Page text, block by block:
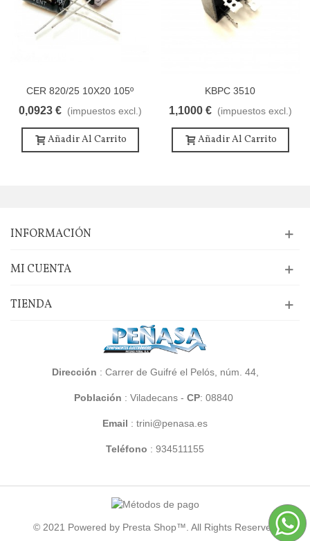
CER 820/25 10X20 105º
0,0923 € (impuestos excl.)
Añadir Al Carrito
KBPC 3510
1,1000 € (impuestos excl.)
Añadir Al Carrito
INFORMACIÓN
MI CUENTA
TIENDA
Dirección : Carrer de Guifré el Pelós, núm. 44,
Población : Viladecans - CP: 08840
Email : trini@penasa.es
Teléfono : 934511155
© 2021 Powered by Presta Shop™. All Rights Reserved